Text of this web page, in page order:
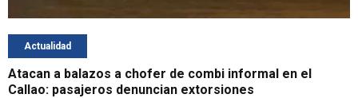
Actualidad
Atacan a balazos a chofer de combi informal en el
Callao: pasajeros denuncian extorsiones